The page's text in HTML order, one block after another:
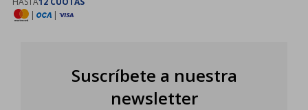
|
|
Suscríbete a nuestra
newsletter